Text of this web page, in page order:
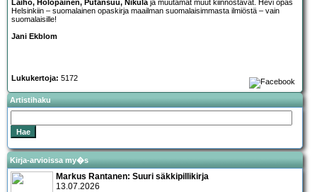
Laiho, Holopainen, Putansuu, Nikulaja muutamat muut kiinnostavat. Hevi opas
Helsinkiin – suomalainen opaskirja maailman suomalaisimmasta ilmiöstä – vain
suomalaisille!
Jani Ekblom
Lukukertoja: 5172
Artistihaku
Kirja-arvioissa my�s
Markus Rantanen: Suuri säkkipillikirja
13.07.2026